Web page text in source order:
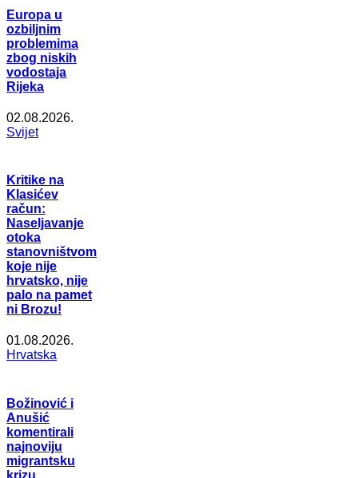
Europa u
ozbiljnim
problemima
zbog niskih
vodostaja
Rijeka
02.08.2026.
Svijet
Kritike na
Klasićev
račun:
Naseljavanje
otoka
stanovništvom
koje nije
hrvatsko, nije
palo na pamet
ni Brozu!
01.08.2026.
Hrvatska
Božinović i
Anušić
komentirali
najnoviju
migrantsku
krizu